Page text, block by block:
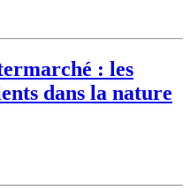
: les
dans la nature